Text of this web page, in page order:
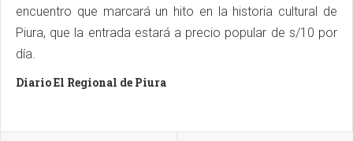
encuentro que marcará un hito en la historia cultural de
Piura, que la entrada estará a precio popular de s/10 por
día.
Diario El Regional de Piura